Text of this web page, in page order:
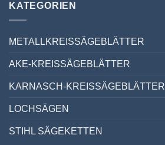
KATEGORIEN
METALLKREISSÄGEBLÄTTER
AKE-KREISSÄGEBLÄTTER
KARNASCH-KREISSÄGEBLÄTTER
LOCHSÄGEN
STIHL SÄGEKETTEN